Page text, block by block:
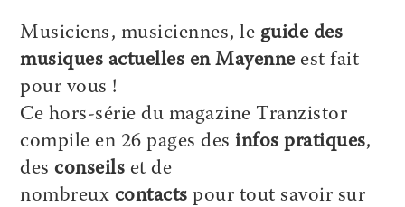
Musiciens, musiciennes, le guide des
musiques actuelles en Mayenneest fait
pour vous !
Ce hors-série du magazine Tranzistor
compile en 26 pages desinfos pratiques,
desconseils et de
nombreux contacts pour tout savoir sur